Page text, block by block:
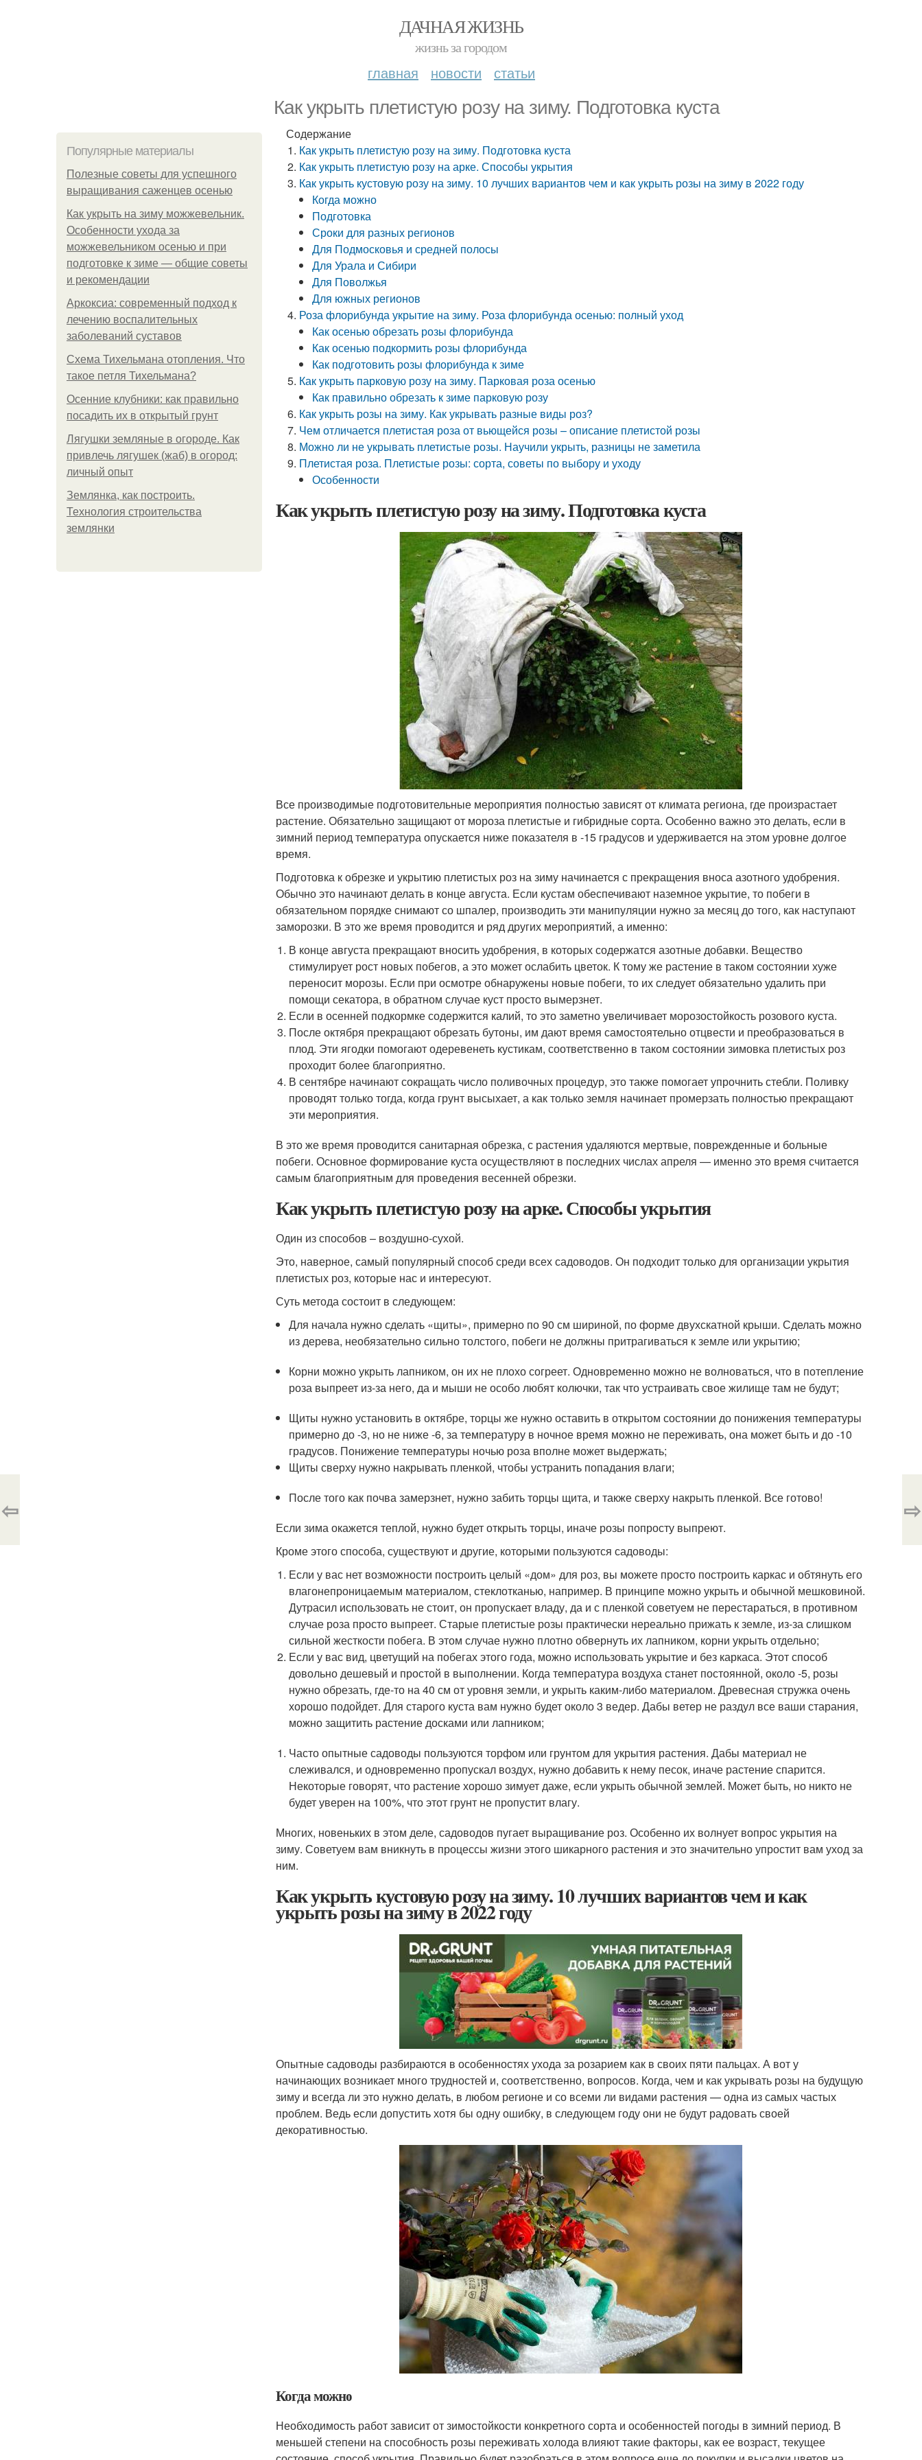
ДАЧНАЯ ЖИЗНЬ
жизнь за городом
главная новости статьи
Как укрыть плетистую розу на зиму. Подготовка куста
Популярные материалы
Полезные советы для успешного
выращивания саженцев осенью
Как укрыть на зиму можжевельник.
Особенности ухода за
можжевельником осенью и при
подготовке к зиме — общие советы
и рекомендации
Аркоксиа: современный подход к
лечению воспалительных
заболеваний суставов
Схема Тихельмана отопления. Что
такое петля Тихельмана?
Осенние клубники: как правильно
посадить их в открытый грунт
Лягушки земляные в огороде. Как
привлечь лягушек (жаб) в огород:
личный опыт
Землянка, как построить.
Технология строительства
землянки
Содержание
Как укрыть плетистую розу на зиму. Подготовка куста
Как укрыть плетистую розу на арке. Способы укрытия
Как укрыть кустовую розу на зиму. 10 лучших вариантов чем и как укрыть розы на зиму в 2022 году
Когда можно
Подготовка
Сроки для разных регионов
Для Подмосковья и средней полосы
Для Урала и Сибири
Для Поволжья
Для южных регионов
Роза флорибунда укрытие на зиму. Роза флорибунда осенью: полный уход
Как осенью обрезать розы флорибунда
Как осенью подкормить розы флорибунда
Как подготовить розы флорибунда к зиме
Как укрыть парковую розу на зиму. Парковая роза осенью
Как правильно обрезать к зиме парковую розу
Как укрыть розы на зиму. Как укрывать разные виды роз?
Чем отличается плетистая роза от вьющейся розы – описание плетистой розы
Можно ли не укрывать плетистые розы. Научили укрыть, разницы не заметила
Плетистая роза. Плетистые розы: сорта, советы по выбору и уходу
Особенности
Как укрыть плетистую розу на зиму. Подготовка куста
Все производимые подготовительные мероприятия полностью зависят от климата региона, где произрастает
растение. Обязательно защищают от мороза плетистые и гибридные сорта. Особенно важно это делать, если в
зимний период температура опускается ниже показателя в -15 градусов и удерживается на этом уровне долгое
время.
Подготовка к обрезке и укрытию плетистых роз на зиму начинается с прекращения вноса азотного удобрения.
Обычно это начинают делать в конце августа. Если кустам обеспечивают наземное укрытие, то побеги в
обязательном порядке снимают со шпалер, производить эти манипуляции нужно за месяц до того, как наступают
заморозки. В это же время проводится и ряд других мероприятий, а именно:
В конце августа прекращают вносить удобрения, в которых содержатся азотные добавки. Вещество
стимулирует рост новых побегов, а это может ослабить цветок. К тому же растение в таком состоянии хуже
переносит морозы. Если при осмотре обнаружены новые побеги, то их следует обязательно удалить при
помощи секатора, в обратном случае куст просто вымерзнет.
Если в осенней подкормке содержится калий, то это заметно увеличивает морозостойкость розового куста.
После октября прекращают обрезать бутоны, им дают время самостоятельно отцвести и преобразоваться в
плод. Эти ягодки помогают одеревенеть кустикам, соответственно в таком состоянии зимовка плетистых роз
проходит более благоприятно.
В сентябре начинают сокращать число поливочных процедур, это также помогает упрочнить стебли. Поливку
проводят только тогда, когда грунт высыхает, а как только земля начинает промерзать полностью прекращают
эти мероприятия.
В это же время проводится санитарная обрезка, с растения удаляются мертвые, поврежденные и больные
побеги. Основное формирование куста осуществляют в последних числах апреля — именно это время считается
самым благоприятным для проведения весенней обрезки.
Как укрыть плетистую розу на арке. Способы укрытия
Один из способов – воздушно-сухой.
Это, наверное, самый популярный способ среди всех садоводов. Он подходит только для организации укрытия
плетистых роз, которые нас и интересуют.
Суть метода состоит в следующем:
Для начала нужно сделать «щиты», примерно по 90 см шириной, по форме двухскатной крыши. Сделать можно
из дерева, необязательно сильно толстого, побеги не должны притрагиваться к земле или укрытию;
Корни можно укрыть лапником, он их не плохо согреет. Одновременно можно не волноваться, что в потепление
роза выпреет из-за него, да и мыши не особо любят колючки, так что устраивать свое жилище там не будут;
Щиты нужно установить в октябре, торцы же нужно оставить в открытом состоянии до понижения температуры
примерно до -3, но не ниже -6, за температуру в ночное время можно не переживать, она может быть и до -10
градусов. Понижение температуры ночью роза вполне может выдержать;
Щиты сверху нужно накрывать пленкой, чтобы устранить попадания влаги;
После того как почва замерзнет, нужно забить торцы щита, и также сверху накрыть пленкой. Все готово!
Если зима окажется теплой, нужно будет открыть торцы, иначе розы попросту выпреют.
Кроме этого способа, существуют и другие, которыми пользуются садоводы:
Если у вас нет возможности построить целый «дом» для роз, вы можете просто построить каркас и обтянуть его
влагонепроницаемым материалом, стеклотканью, например. В принципе можно укрыть и обычной мешковиной.
Дутрасил использовать не стоит, он пропускает владу, да и с пленкой советуем не перестараться, в противном
случае роза просто выпреет. Старые плетистые розы практически нереально прижать к земле, из-за слишком
сильной жесткости побега. В этом случае нужно плотно обвернуть их лапником, корни укрыть отдельно;
Если у вас вид, цветущий на побегах этого года, можно использовать укрытие и без каркаса. Этот способ
довольно дешевый и простой в выполнении. Когда температура воздуха станет постоянной, около -5, розы
нужно обрезать, где-то на 40 см от уровня земли, и укрыть каким-либо материалом. Древесная стружка очень
хорошо подойдет. Для старого куста вам нужно будет около 3 ведер. Дабы ветер не раздул все ваши старания,
можно защитить растение досками или лапником;
Часто опытные садоводы пользуются торфом или грунтом для укрытия растения. Дабы материал не
слеживался, и одновременно пропускал воздух, нужно добавить к нему песок, иначе растение спарится.
Некоторые говорят, что растение хорошо зимует даже, если укрыть обычной землей. Может быть, но никто не
будет уверен на 100%, что этот грунт не пропустит влагу.
Многих, новеньких в этом деле, садоводов пугает выращивание роз. Особенно их волнует вопрос укрытия на
зиму. Советуем вам вникнуть в процессы жизни этого шикарного растения и это значительно упростит вам уход за
ним.
Как укрыть кустовую розу на зиму. 10 лучших вариантов чем и как
укрыть розы на зиму в 2022 году
Опытные садоводы разбираются в особенностях ухода за розарием как в своих пяти пальцах. А вот у
начинающих возникает много трудностей и, соответственно, вопросов. Когда, чем и как укрывать розы на будущую
зиму и всегда ли это нужно делать, в любом регионе и со всеми ли видами растения — одна из самых частых
проблем. Ведь если допустить хотя бы одну ошибку, в следующем году они не будут радовать своей
декоративностью.
Когда можно
Необходимость работ зависит от зимостойкости конкретного сорта и особенностей погоды в зимний период. В
меньшей степени на способность розы переживать холода влияют такие факторы, как ее возраст, текущее
⇦ ⇨